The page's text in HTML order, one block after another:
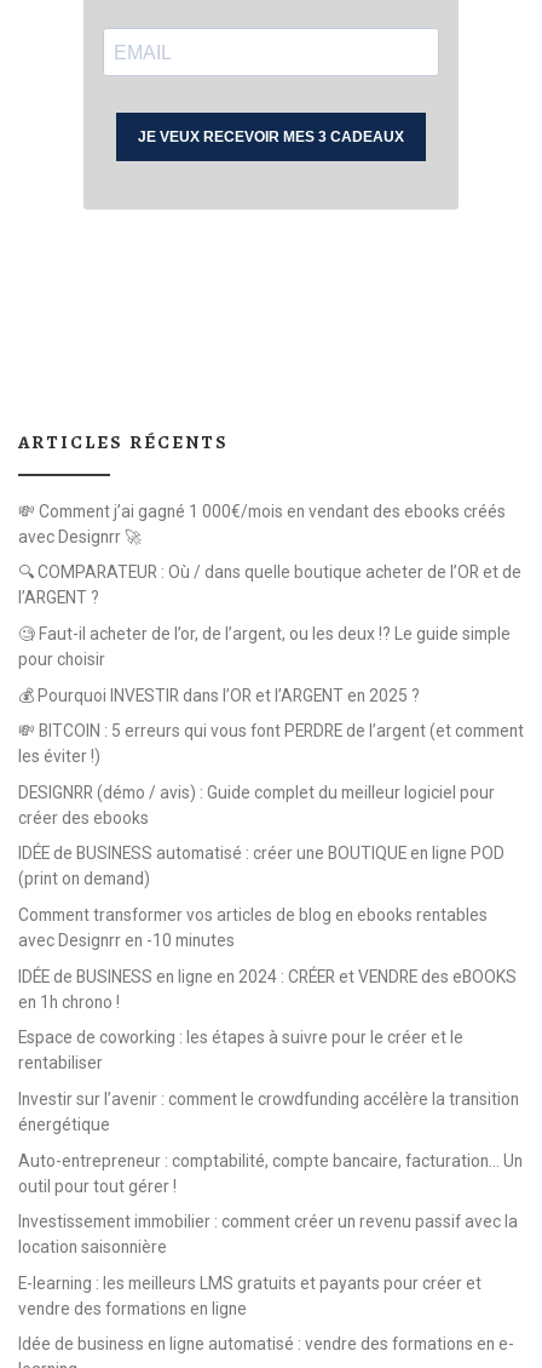
ARTICLES RÉCENTS
💸 Comment j’ai gagné 1 000€/mois en vendant des ebooks créés
avec Designrr 🚀
🔍 COMPARATEUR : Où / dans quelle boutique acheter de l’OR et de
l’ARGENT ?
🧐 Faut-il acheter de l’or, de l’argent, ou les deux !? Le guide simple
pour choisir
💰 Pourquoi INVESTIR dans l’OR et l’ARGENT en 2025 ?
💸 BITCOIN : 5 erreurs qui vous font PERDRE de l’argent (et comment
les éviter !)
DESIGNRR (démo / avis) : Guide complet du meilleur logiciel pour
créer des ebooks
IDÉE de BUSINESS automatisé : créer une BOUTIQUE en ligne POD
(print on demand)
Comment transformer vos articles de blog en ebooks rentables
avec Designrr en -10 minutes
IDÉE de BUSINESS en ligne en 2024 : CRÉER et VENDRE des eBOOKS
en 1h chrono !
Espace de coworking : les étapes à suivre pour le créer et le
rentabiliser
Investir sur l’avenir : comment le crowdfunding accélère la transition
énergétique
Auto-entrepreneur : comptabilité, compte bancaire, facturation… Un
outil pour tout gérer !
Investissement immobilier : comment créer un revenu passif avec la
location saisonnière
E-learning : les meilleurs LMS gratuits et payants pour créer et
vendre des formations en ligne
Idée de business en ligne automatisé : vendre des formations en e-